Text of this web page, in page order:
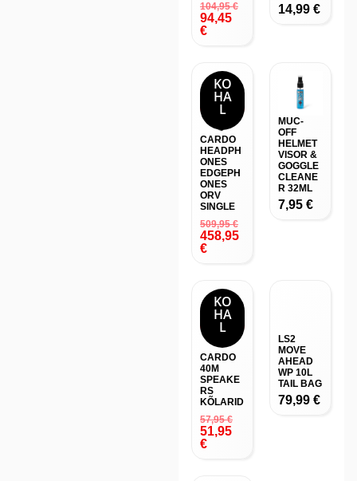
104,95€
94,45
€
14,99 €
KO
HA
L
-10
CARDO
HEADPH
ONES
EDGEPH
ONES
ORV
SINGLE
509,95€
458,95
€
MUC-
OFF
HELMET
VISOR &
GOGGLE
CLEANE
R 32ML
7,95 €
KO
HA
L
-10
CARDO
40M
SPEAKE
RS
KÕLARID
57,95€
51,95
€
LS2
MOVE
AHEAD
WP 10L
TAIL BAG
79,99 €